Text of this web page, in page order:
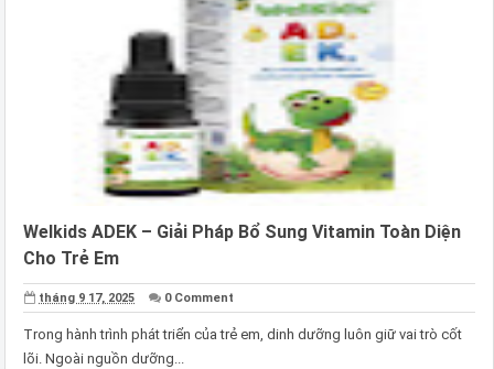
Welkids ADEK – Giải Pháp Bổ Sung Vitamin Toàn Diện
Cho Trẻ Em
tháng 9 17, 2025 0 Comment
Trong hành trình phát triển của trẻ em, dinh dưỡng luôn giữ vai trò cốt
lõi. Ngoài nguồn dưỡng...